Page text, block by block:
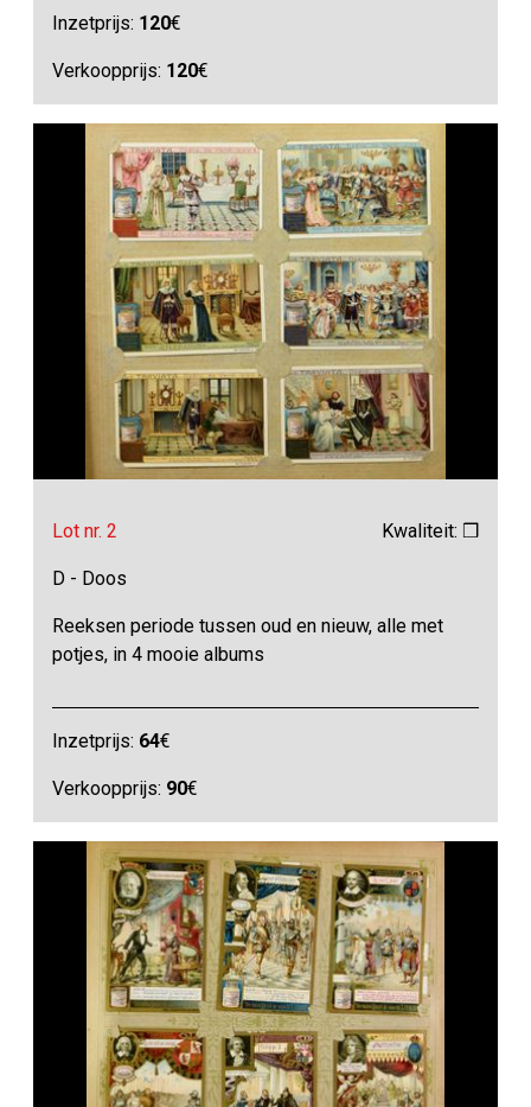
Inzetprijs: 120€
Verkoopprijs: 120€
Lot nr. 2 Kwaliteit: ❒
D - Doos
Reeksen periode tussen oud en nieuw, alle met
potjes, in 4 mooie albums
Inzetprijs: 64€
Verkoopprijs: 90€